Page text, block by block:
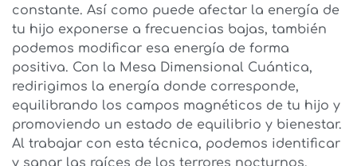
constante. Así como puede afectar la energía de
tu hijo exponerse a frecuencias bajas, también
podemos modificar esa energía de forma
positiva. Con la Mesa Dimensional Cuántica,
redirigimos la energía donde corresponde,
equilibrando los campos magnéticos de tu hijo y
promoviendo un estado de equilibrio y bienestar.
Al trabajar con esta técnica, podemos identificar
y sanar las raíces de los terrores nocturnos,